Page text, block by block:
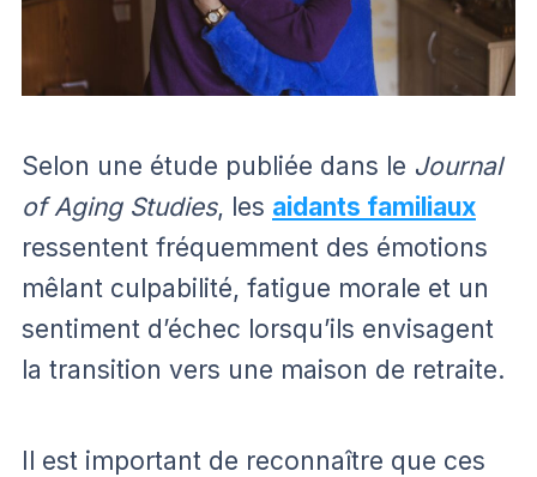
Selon une étude publiée dans le Journal
of Aging Studies, les aidants familiaux
ressentent fréquemment des émotions
mêlant culpabilité, fatigue morale et un
sentiment d’échec lorsqu’ils envisagent
la transition vers une maison de retraite.
Il est important de reconnaître que ces